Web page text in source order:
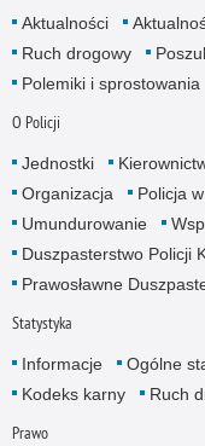
Aktualności
Ruch drogowy
Polemiki i sprostowania
O Policji
Jednostki
Organizacja
Policja
Umundurowanie
Duszpasterstwo Policji
Prawosławne
Statystyka
Informacje Ogólne
Kodeks karny
Ruch
Prawo